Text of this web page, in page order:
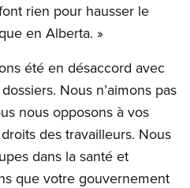
rien pour hausser le
en Alberta. »
été en désaccord avec
Nous n’aimons pas
nous opposons à vos
des travailleurs. Nous
dans la santé et
que votre gouvernement